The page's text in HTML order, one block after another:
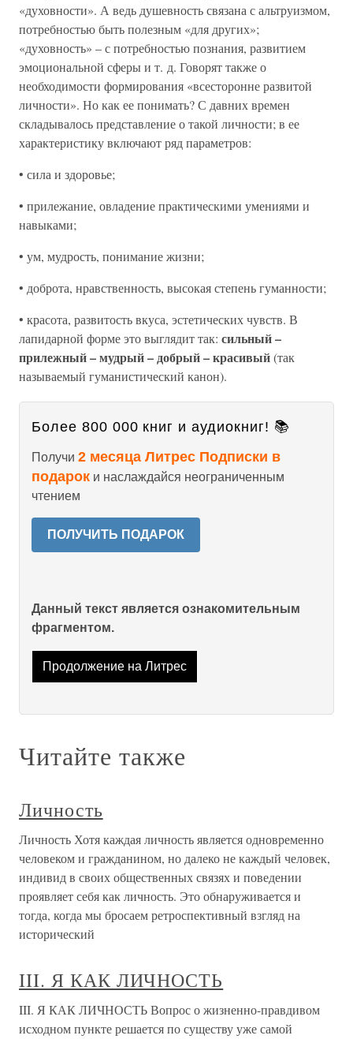
«духовности». А ведь душевность связана с альтруизмом,
потребностью быть полезным «для других»;
«духовность» – с потребностью познания, развитием
эмоциональной сферы и т. д. Говорят также о
необходимости формирования «всесторонне развитой
личности». Но как ее понимать? С давних времен
складывалось представление о такой личности; в ее
характеристику включают ряд параметров:
• сила и здоровье;
• прилежание, овладение практическими умениями и
навыками;
• ум, мудрость, понимание жизни;
• доброта, нравственность, высокая степень гуманности;
• красота, развитость вкуса, эстетических чувств. В
лапидарной форме это выглядит так: сильный –
прилежный – мудрый – добрый – красивый(так
называемый гуманистический канон).
Более 800 000 книг и аудиокниг! 📚
Получи 2 месяца Литрес Подписки в
подарок и наслаждайся неограниченным
чтением
ПОЛУЧИТЬ ПОДАРОК
Данный текст является ознакомительным
фрагментом.
Продолжение на Литрес
Читайте также
Личность
Личность Хотя каждая личность является одновременно
человеком и гражданином, но далеко не каждый человек,
индивид в своих общественных связях и поведении
проявляет себя как личность. Это обнаруживается и
тогда, когда мы бросаем ретроспективный взгляд на
исторический
III. Я КАК ЛИЧНОСТЬ
III. Я КАК ЛИЧНОСТЬ Вопрос о жизненно-правдивом
исходном пункте решается по существу уже самой